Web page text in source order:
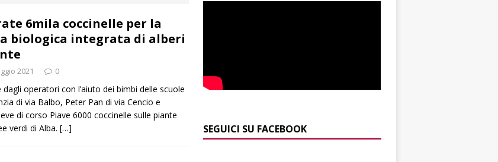
Piemonte, parte la richiesta di calamità naturale
ALBA
Langhe la festa dell’Assunta darà spazio anche a
6mila coccinelle per la
biologica integrata di alberi
2021 0
dagli operatori con l’aiuto dei bimbi delle scuole
di via Balbo, Peter Pan di via Cencio e
di corso Piave 6000 coccinelle sulle piante
verdi di Alba. […] SEGUICI SU FACEBOOK